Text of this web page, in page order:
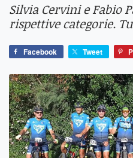
Silvia Cervini e Fabio
rispettive categorie.
Facebook Tweet